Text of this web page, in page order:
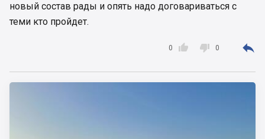
новый состав рады и опять надо договариваться с
теми кто пройдет.

0  0 